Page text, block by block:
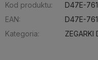
Kod produktu:
D47E-
EAN:
D47E-
Kategoria:
ZEGARKI